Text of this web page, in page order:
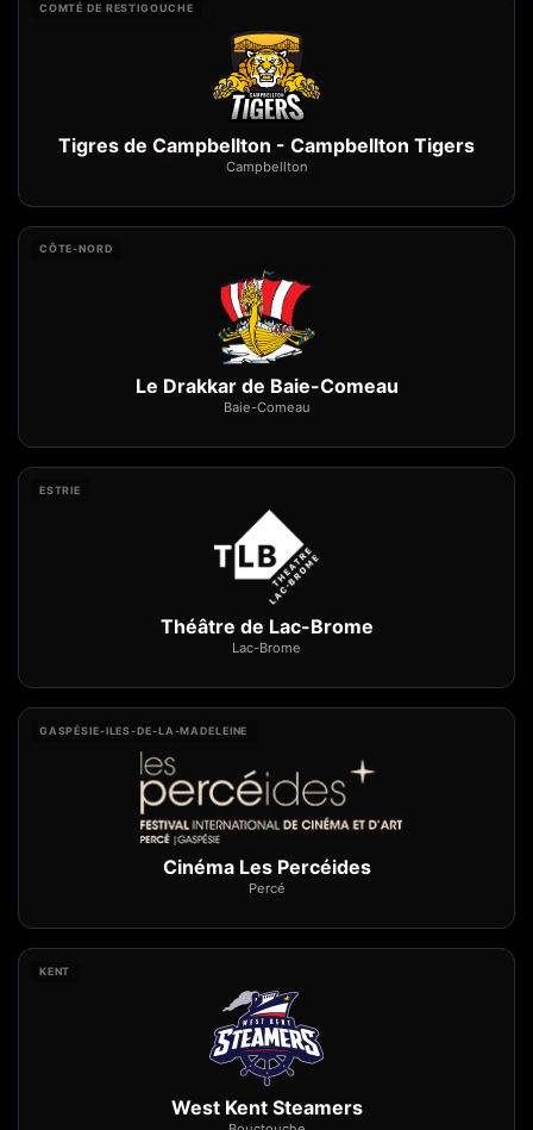
COMTÉ DE RESTIGOUCHE
Tigres de Campbellton - Campbellton Tigers
Campbellton
CÔTE-NORD
Le Drakkar de Baie-Comeau
Baie-Comeau
ESTRIE
Théâtre de Lac-Brome
Lac-Brome
GASPÉSIE-ILES-DE-LA-MADELEINE
Cinéma Les Percéides
Percé
KENT
West Kent Steamers